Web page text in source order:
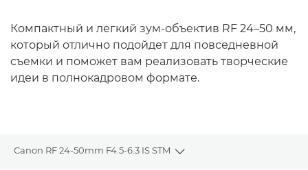
Компактный и легкий зум-объектив RF 24–50 мм,
который отлично подойдет для повседневной
съемки и поможет вам реализовать творческие
идеи в полнокадровом формате.
Canon RF 24-50mm F4.5-6.3 IS STM
Toggle breadcrumbs